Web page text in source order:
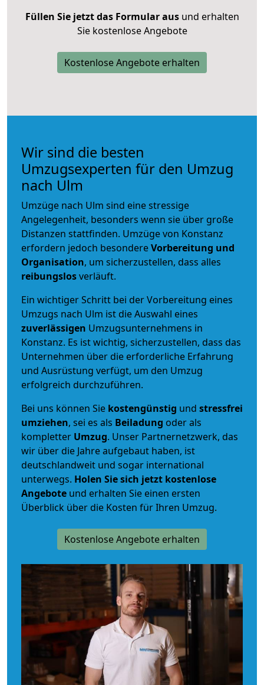
Füllen Sie jetzt das Formular ausund erhalten
Sie kostenlose Angebote
Kostenlose Angebote erhalten
Wir sind die besten
Umzugsexperten für den Umzug
nach Ulm
Umzüge nach Ulm sind eine stressige
Angelegenheit, besonders wenn sie über große
Distanzen stattfinden. Umzüge von Konstanz
erfordern jedoch besondereVorbereitung und
Organisation, um sicherzustellen, dass alles
reibungslosverläuft.
Ein wichtiger Schritt bei der Vorbereitung eines
Umzugs nach Ulm ist die Auswahl eines
zuverlässigen Umzugsunternehmens in
Konstanz. Es ist wichtig, sicherzustellen, dass das
Unternehmen über die erforderliche Erfahrung
und Ausrüstung verfügt, um den Umzug
erfolgreich durchzuführen.
Bei uns können Sie kostengünstig und stressfrei
umziehen, sei es als Beiladung oder als
kompletter Umzug. Unser Partnernetzwerk, das
wir über die Jahre aufgebaut haben, ist
deutschlandweit und sogar international
unterwegs. Holen Sie sich jetzt kostenlose
Angebote und erhalten Sie einen ersten
Überblick über die Kosten für Ihren Umzug.
Kostenlose Angebote erhalten